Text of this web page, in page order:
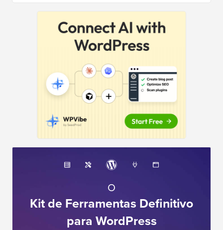
O
Kit de Ferramentas Definitivo
para WordPress